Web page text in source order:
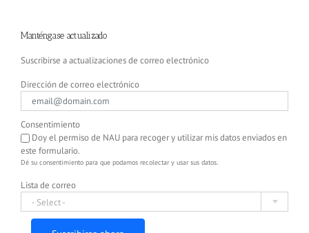
Manténgase actualizado
Suscribirse a actualizaciones de correo electrónico
Dirección de correo electrónico
Consentimiento
Doy el permiso de NAU para recoger y utilizar mis datos enviados en
este formulario.
Dé su consentimiento para que podamos recolectar y usar sus datos.
Lista de correo
- Select -